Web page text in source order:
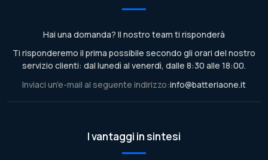
Hai una domanda? Il nostro team ti risponderà
Ti risponderemo il prima possibile secondo gli orari del nostro
servizio clienti: dal lunedì al venerdì, dalle 8:30 alle 18:00.
Inviaci un'e-mail al seguente indirizzo:info@batteriaone.it
I vantaggi in sintesi